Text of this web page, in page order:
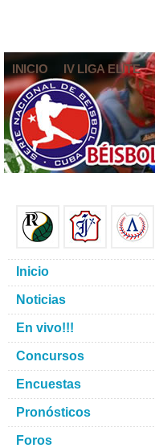
INICIO IV LIGA ELITE
Inicio
Noticias
En vivo!!!
Concursos
Encuestas
Pronósticos
Foros